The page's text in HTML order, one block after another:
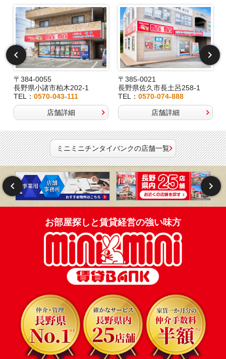
〒384-0055
長野県小諸市柏木202-1
TEL： 0570-043-111
店舗詳細
〒385-0021
長野県佐久市長土呂258-1
TEL： 0570-074-888
店舗詳細
ミニミニチンタイバンクの店舗一覧
お部屋探しと賃貸経営の強い味方